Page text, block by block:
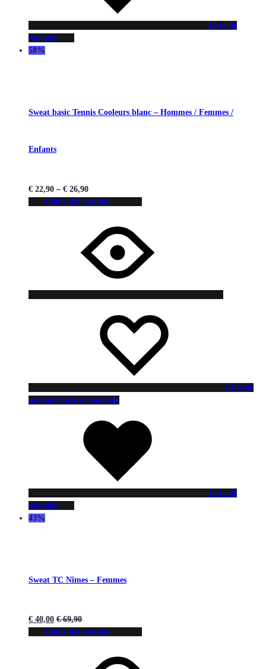
Liste de
souhaits
58%
Sweat basic Tennis Cooleurs blanc – Hommes / Femmes /
Enfants
€ 22,90 – € 26,90
Choix des options
Liste de
souhaits Liste de souhaits
Liste de
souhaits
43%
Sweat TC Nîmes – Femmes
€ 40,00 €69,90
Choix des options